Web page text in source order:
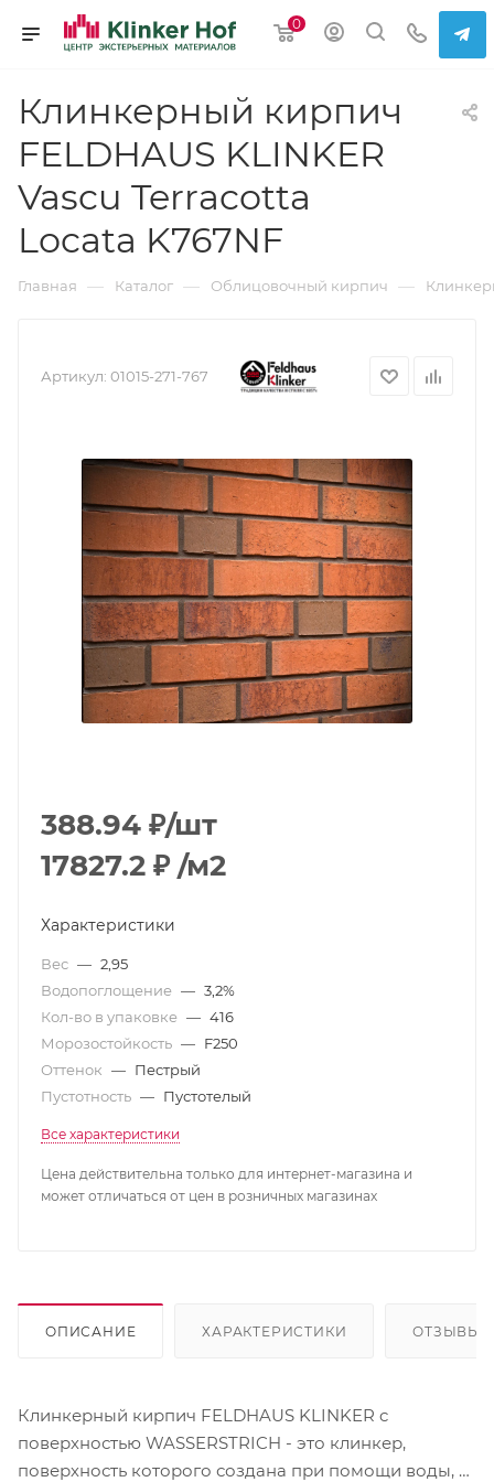
0
Клинкерный кирпич
FELDHAUS KLINKER
Vascu Terracotta
Locata K767NF
Главная — Каталог — Облицовочный кирпич —
Артикул: 01015-271-767
388.94 ₽/шт
17827.2 ₽ /м2
Характеристики
Вес — 2,95
Водопоглощение — 3,2%
Кол-во в упаковке — 416
Морозостойкость — F250
Оттенок — Пестрый
Пустотность — Пустотелый
Все характеристики
Цена действительна только для интернет-магазина и
может отличаться от цен в розничных магазинах
ОПИСАНИЕ ХАРАКТЕРИСТИКИ ОТЗЫВЫ
Клинкерный кирпич FELDHAUS KLINKER c
поверхностью WASSERSTRICH - это клинкер,
поверхность которого создана при помощи воды, с